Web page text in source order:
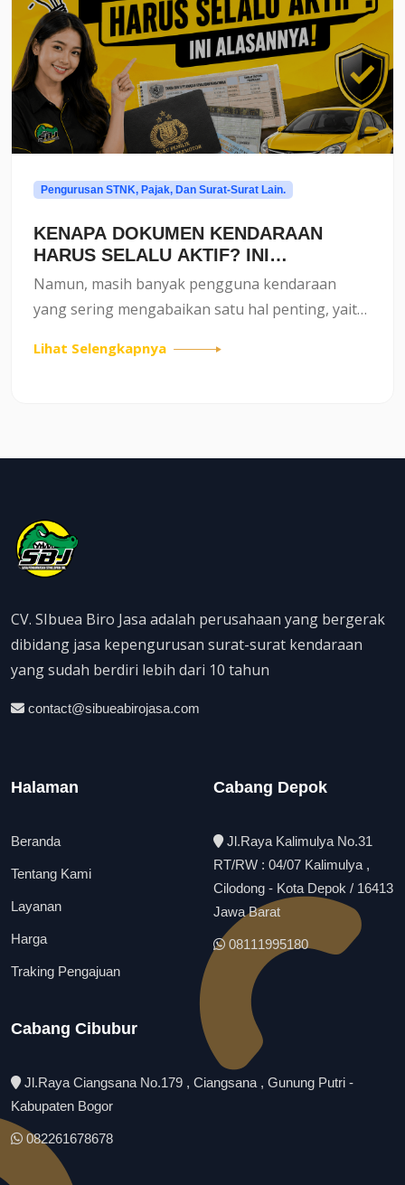
Pengurusan STNK, Pajak, Dan Surat-Surat Lain.
KENAPA DOKUMEN KENDARAAN
HARUS SELALU AKTIF? INI
ALASANNYA!
Namun, masih banyak pengguna kendaraan
yang sering mengabaikan satu hal penting, yaitu
pajak kendaraan, dan kelengkapan administrasi
Lihat Selengkapnya
CV. SIbuea Biro Jasa adalah perusahaan yang bergerak
dibidang jasa kepengurusan surat-surat kendaraan
yang sudah berdiri lebih dari 10 tahun
contact@sibueabirojasa.com
Halaman
Beranda
Tentang Kami
Layanan
Harga
Traking Pengajuan
Cabang Depok
Jl.Raya Kalimulya No.31
RT/RW : 04/07 Kalimulya ,
Cilodong - Kota Depok / 16413
Jawa Barat
08111995180
Cabang Cibubur
Jl.Raya Ciangsana No.179 , Ciangsana , Gunung Putri -
Kabupaten Bogor
082261678678